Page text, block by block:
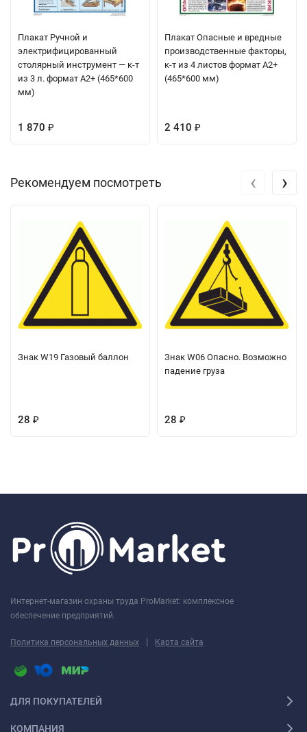
Плакат Ручной и
электрифицированный
столярный инструмент — к-т
из 3 л. формат А2+ (465*600
мм)
1 870 ₽
Плакат Опасные и вредные
производственные факторы,
к-т из 4 листов формат А2+
(465*600 мм)
2 410 ₽
Рекомендуем посмотреть
Знак W19 Газовый баллон
28 ₽
Знак W06 Опасно. Возможно
падение груза
28 ₽
‹ ›
Интернет-магазин охраны труда ProMarket: комплексное
обеспечение предприятий.
Политика персональных данных | Карта сайта
ДЛЯ ПОКУПАТЕЛЕЙ
КОМПАНИЯ